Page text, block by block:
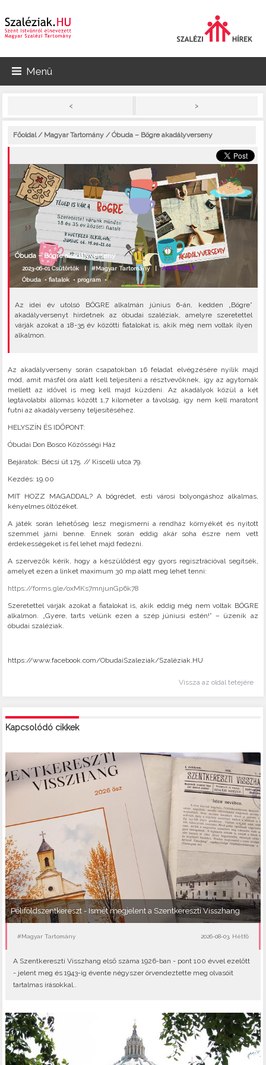
Menü
< >
Főoldal/ Magyar Tartomány / Óbuda – Bögre akadályverseny
Óbuda – Bögre akadályverseny
2023-06-01 Csütörtök |#Magyar Tartomány|ARCHIVÁLT
Óbuda •fiatalok • program •
Az idei év utolsó BÖGRE alkalmán június 6-án, kedden „Bögre”
akadályversenyt hirdetnek az óbudai szaléziak, amelyre szeretettel
várják azokat a 18-35 év közötti fiatalokat is, akik még nem voltak ilyen
alkalmon.
Az akadályverseny során csapatokban 16 feladat elvégzésére nyílik majd
mód, amit másfél óra alatt kell teljesíteni a résztvevőknek, így az agytornák
mellett az idővel is meg kell majd küzdeni. Az akadályok közül a két
legtávolabbi állomás között 1,7 kilométer a távolság, így nem kell maratont
futni az akadályverseny teljesítéséhez.
HELYSZÍN ÉS IDŐPONT:
Óbudai Don Bosco Közösségi Ház
Bejáratok: Bécsi út 175. // Kiscelli utca 79.
Kezdés: 19.00
MIT HOZZ MAGADDAL? A bögrédet, esti városi bolyongáshoz alkalmas,
kényelmes öltözéket.
A játék során lehetőség lesz megismerni a rendház környékét és nyitott
szemmel járni benne. Ennek során eddig akár soha észre nem vett
érdekességeket is fel lehet majd fedezni.
A szervezők kérik, hogy a készülődést egy gyors regisztrációval segítsék,
amelyet ezen a linket maximum 30 mp alatt meg lehet tenni:
https://forms.gle/oxMKs7mnjunGp6k78
Szeretettel várják azokat a fiatalokat is, akik eddig még nem voltak BÖGRE
alkalmon. „Gyere, tarts velünk ezen a szép júniusi estén!” – üzenik az
óbudai szaléziak.
https://www.facebook.com/ObudaiSzaleziak/Szaléziak.HU
Vissza az oldal tetejére
Kapcsolódó cikkek
Péliföldszentkereszt - Ismét megjelent a Szentkereszti Visszhang
#Magyar Tartomány 2026-08-03, Hétfő
A Szentkereszti Visszhang első száma 1926-ban - pont 100 évvel ezelőtt
- jelent meg és 1943-ig évente négyszer örvendeztette meg olvasóit
tartalmas írásokkal..